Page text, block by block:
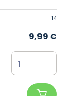
14
9,99 €